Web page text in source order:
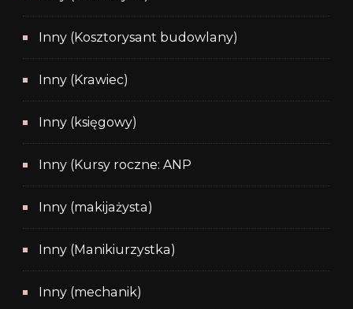
Inny (Kosztorysant budowlany)
Inny (Krawiec)
Inny (księgowy)
Inny (Kursy roczne: ANP
Inny (makijażysta)
Inny (Manikiurzystka)
Inny (mechanik)